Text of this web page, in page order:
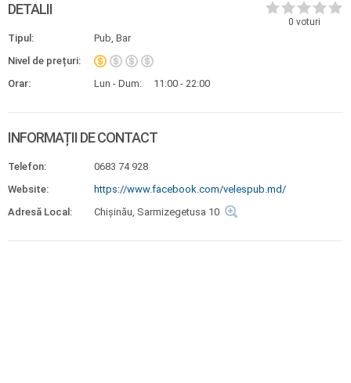
0 voturi
DETALII
Tipul:
Pub, Bar
Nivel de prețuri:
Orar:
Lun - Dum: 11:00 - 22:00
INFORMAȚII DE CONTACT
Telefon:
0683 74 928
Website:
https://www.facebook.com/velespub.md/
Adresă Local:
Chișinău, Sarmizegetusa 10